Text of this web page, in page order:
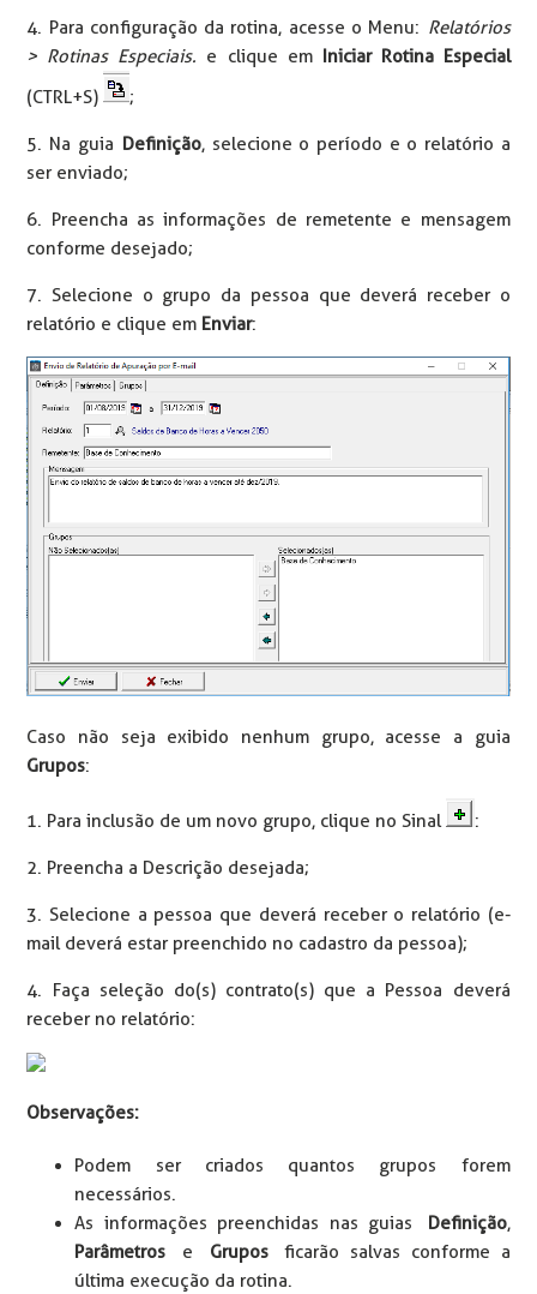
4. Para configuração da rotina, acesse o Menu: Relatórios
> Rotinas Especiais. e clique em Iniciar Rotina Especial
(CTRL+S)
;
5. Na guia Definição, selecione o período e o relatório a
ser enviado;
6. Preencha as informações de remetente e mensagem
conforme desejado;
7. Selecione o grupo da pessoa que deverá receber o
relatório e clique em Enviar:
Caso não seja exibido nenhum grupo, acesse a guia
Grupos:
1. Para inclusão de um novo grupo, clique no Sinal :
2. Preencha a Descrição desejada;
3. Selecione a pessoa que deverá receber o relatório (e-
mail deverá estar preenchido no cadastro da pessoa);
4. Faça seleção do(s) contrato(s) que a Pessoa deverá
receber no relatório:
Observações:
Podem ser criados quantos grupos forem
necessários.
As informações preenchidas nas guias Definição,
Parâmetros e Gruposficarão salvas conforme a
última execução da rotina.